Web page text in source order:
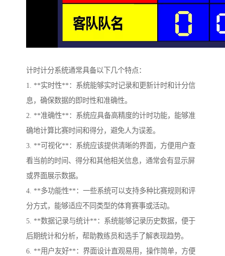
计时计分系统通常具备以下几个特点：
1. **实时性**：系统能够实时记录和更新计时和计分信
息，确保数据的即时性和准确性。
2. **准确性**：系统应具备高精度的计时功能，能够准
确地计算比赛时间和得分，避免人为误差。
3. **可视化**：系统应该提供清晰的界面，方便用户查
看当前的时间、得分和其他相关信息，通常会有显示屏
或界面展示数据。
4. **多功能性**：一些系统可以支持多种比赛规则和评
分方式，能够适应不同类型的体育赛事或活动。
5. **数据记录与统计**：系统能够记录历史数据，便于
后期统计和分析，帮助教练员和选手了解表现趋势。
6. **用户友好**：界面设计直观易用，操作简单，方便